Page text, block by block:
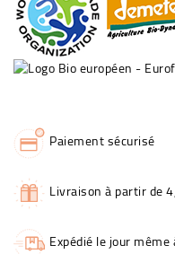
Paiement sécurisé
Livraison à partir de
Expédié le jour